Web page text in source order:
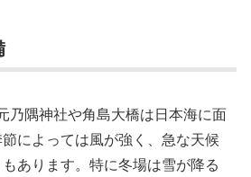
乃隅神社や角島大橋は日本海に面
によっては風が強く、急な天候
あります。特に冬場は雪が降る